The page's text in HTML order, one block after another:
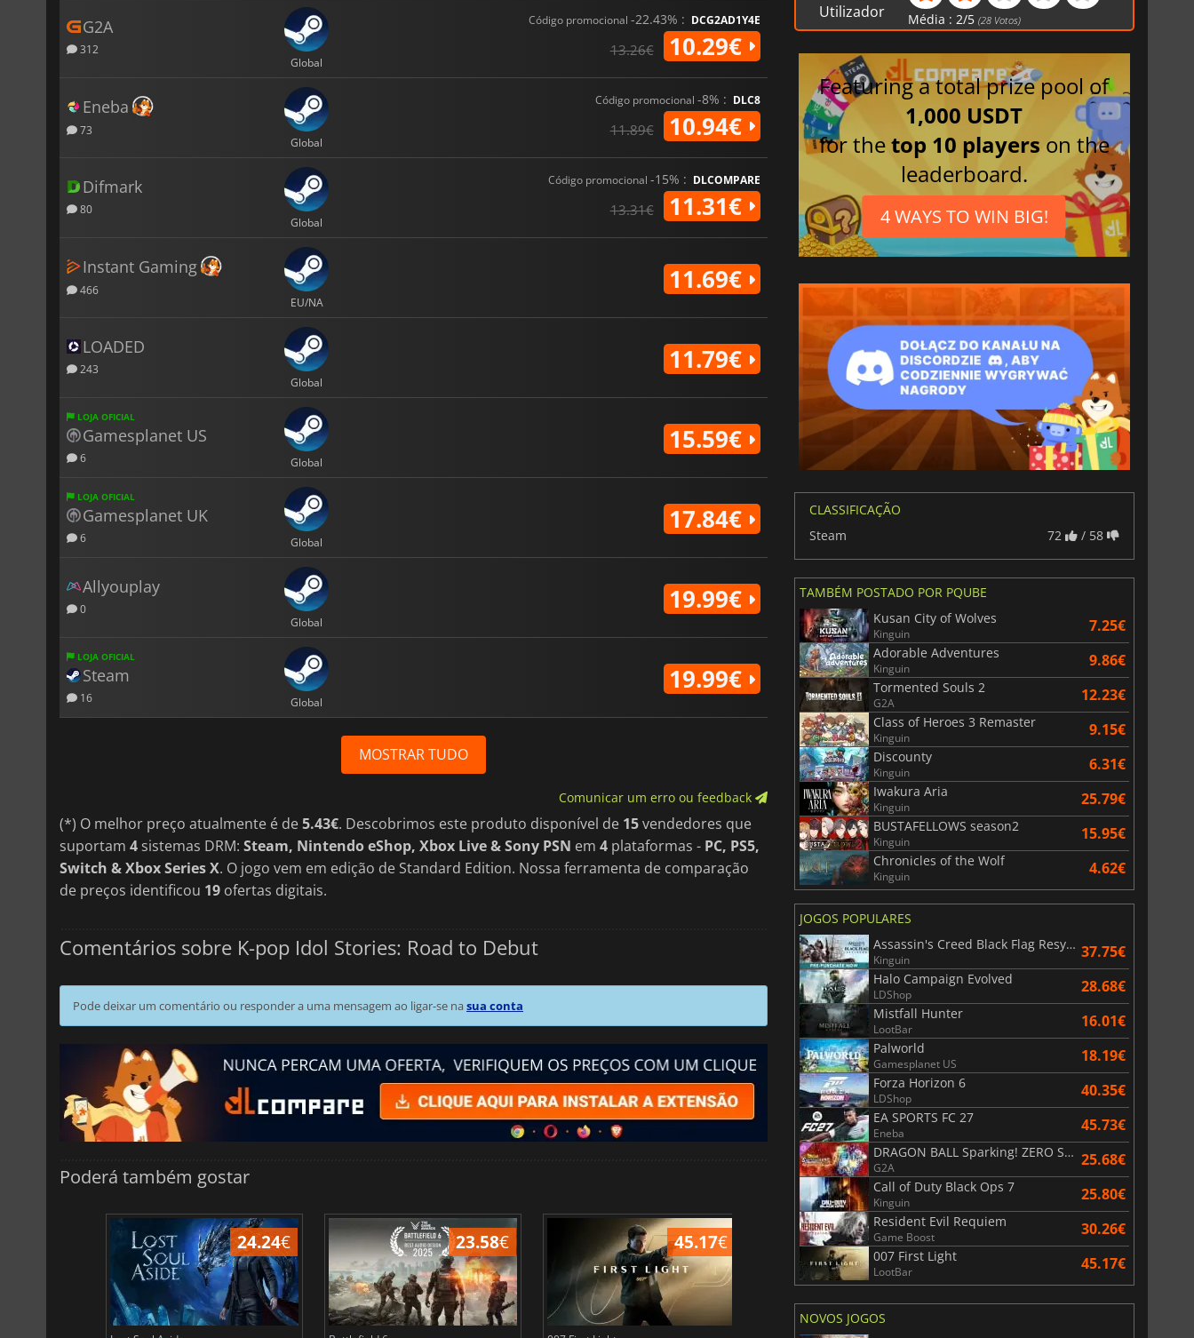
G2A
312
Global
Código promocional -22.43% : DCG2AD1Y4E
13.26€ 10.29€
Eneba
73
Global
Código promocional -8% : DLC8
11.89€ 10.94€
Difmark
80
Global
Código promocional -15% : DLCOMPARE
13.31€ 11.31€
Instant Gaming
466
EU/NA
11.69€
LOADED
243
Global
11.79€
LOJA OFICIAL
Gamesplanet US
6 Global
15.59€
LOJA OFICIAL
Gamesplanet UK
6 Global
17.84€
Allyouplay
0
Global
19.99€
LOJA OFICIAL
Steam
16 Global
19.99€
MOSTRAR TUDO
Comunicar um erro ou feedback
(*) O melhor preço atualmente é de5.43€. Descobrimos este produto disponível de 15vendedores que
suportam 4 sistemas DRM: Steam, Nintendo eShop, Xbox Live & Sony PSN em 4 plataformas - PC, PS5,
Switch & Xbox Series X. O jogo vem em edição de Standard Edition. Nossa ferramenta de comparação
de preços identificou 19 ofertas digitais.
Comentários sobre K-pop Idol Stories: Road to Debut
Pode deixar um comentário ou responder a uma mensagem ao ligar-se nasua conta
Poderá também gostar
24.24€ 23.58€ 45.17€ 36.40€ 41.12
Utilizador
Média :2/5 (28 Votos)
Featuring a total prize pool of
1,000 USDT
for thetop 10 players on the
leaderboard.
4 WAYS TO WIN BIG!
CLASSIFICAÇÃO
Steam
72 / 58
TAMBÉM POSTADO POR PQUBE
Kusan City of Wolves
Kinguin 7.25€
Adorable Adventures
Kinguin 9.86€
Tormented Souls 2
G2A 12.23€
Class of Heroes 3 Remaster
Kinguin 9.15€
Discounty
Kinguin 6.31€
Iwakura Aria
Kinguin 25.79€
BUSTAFELLOWS season2
Kinguin 15.95€
Chronicles of the Wolf
Kinguin 4.62€
JOGOS POPULARES
Assassin's Creed Black Flag Resynced
Kinguin 37.75€
Halo Campaign Evolved
LDShop 28.68€
Mistfall Hunter
LootBar 16.01€
Palworld
Gamesplanet US 18.19€
Forza Horizon 6
LDShop 40.35€
EA SPORTS FC 27
Eneba 45.73€
DRAGON BALL Sparking! ZERO Super Limit Breaking NEO
G2A 25.68€
Call of Duty Black Ops 7
Kinguin 25.80€
Resident Evil Requiem
Game Boost 30.26€
007 First Light
LootBar 45.17€
NOVOS JOGOS